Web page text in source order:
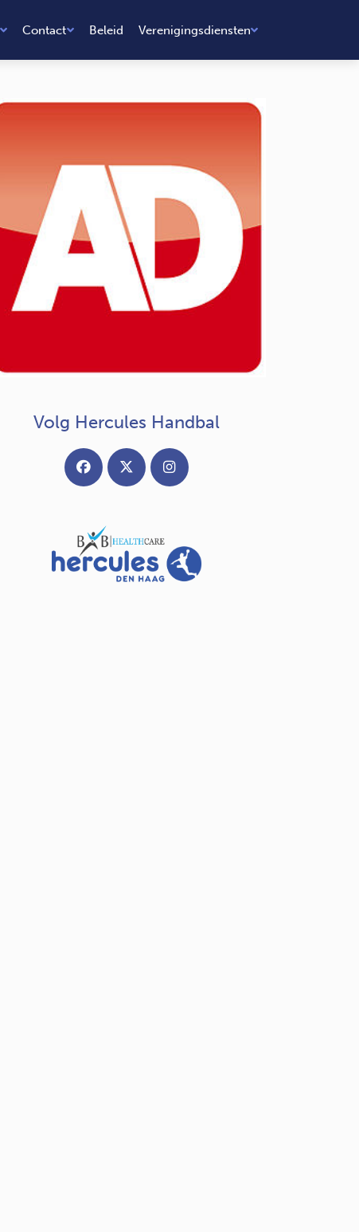
Contact Beleid Verenigingsdiensten
Volg Hercules Handbal